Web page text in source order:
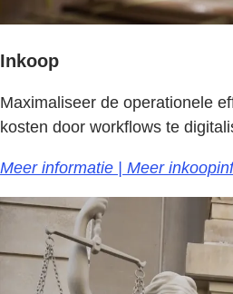
Inkoop
Maximaliseer de operationele
kosten door workflows te
Meer informatie | Meer